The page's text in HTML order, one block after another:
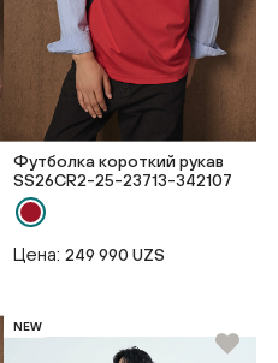
Футболка короткий рукав
SS26CR2-25-23713-342107
Цена: 249 990 UZS
NEW